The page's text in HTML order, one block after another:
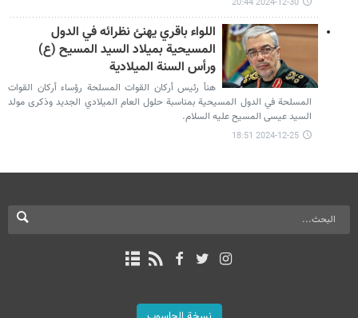
2024-12-30 20:44
اللواء باقري يهنئ نظرائه في الدول
المسيحية بميلاد السيد المسيح (ع)
ورأس السنة الميلادية
هنأ رئيس أركان القوات المسلحة رؤساء أركان القوات
المسلحة في الدول المسيحية بمناسبة حلول العام الميلادي الجديد وذكرى مولد
السيد عيسى المسيح عليه السلام.
2024-12-25 18:51